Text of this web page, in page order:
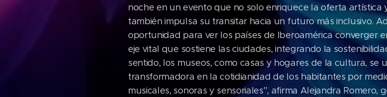
noche en un evento que no solo enriquece la oferta
también impulsa su transitar hacia un futuro más inclusivo.
oportunidad para ver los países de Iberoamérica converger
eje vital que sostiene las ciudades, integrando la
sentido, los museos, como casas y hogares de la cultura, se
transformadora en la cotidianidad de los habitantes por
musicales, sonoras y sensoriales”, afirma Alejandra